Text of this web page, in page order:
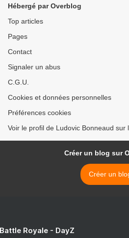
Hébergé par Overblog
Top articles
Pages
Contact
Signaler un abus
C.G.U.
Cookies et données personnelles
Préférences cookies
Voir le profil de Ludovic Bonneaud sur
Créer un blog sur
Créer un
Royale - DayZ